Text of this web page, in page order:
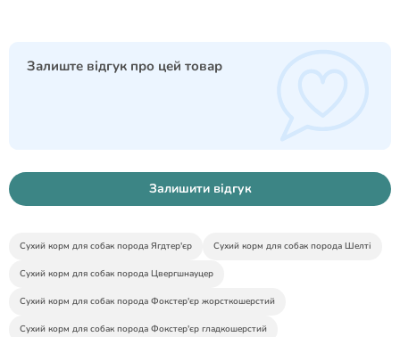
Залиште відгук про цей товар
Залишити відгук
Сухий корм для собак порода Ягдтер'єр Сухий корм для собак порода Шелті
Сухий корм для собак порода Цвергшнауцер
Сухий корм для собак порода Фокстер'єр жорсткошерстий
Сухий корм для собак порода Фокстер'єр гладкошерстий